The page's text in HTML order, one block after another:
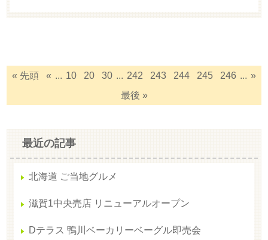
« 先頭 « ... 10 20 30 ... 242 243 244 245 246 ... »
最後 »
最近の記事
北海道 ご当地グルメ
滋賀1中央売店 リニューアルオープン
Dテラス 鴨川ベーカリーベーグル即売会